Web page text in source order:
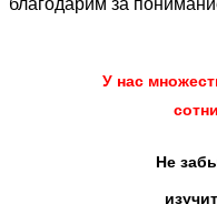
У нас множество
сотни
Не забывайте
изучить анонс